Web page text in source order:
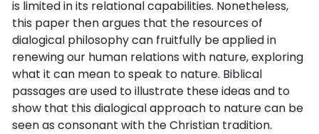
is limited in its relational capabilities. Nonetheless,
this paper then argues that the resources of
dialogical philosophy can fruitfully be applied in
renewing our human relations with nature, exploring
what it can mean to speak to nature. Biblical
passages are used to illustrate these ideas and to
show that this dialogical approach to nature can be
seen as consonant with the Christian tradition.